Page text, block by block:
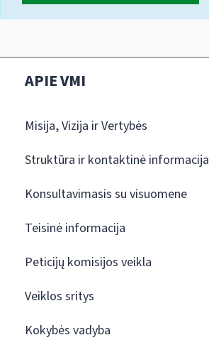
APIE VMI
Misija, Vizija ir Vertybės
Struktūra ir kontaktinė informacija
Konsultavimasis su visuomene
Teisinė informacija
Peticijų komisijos veikla
Veiklos sritys
Kokybės vadyba